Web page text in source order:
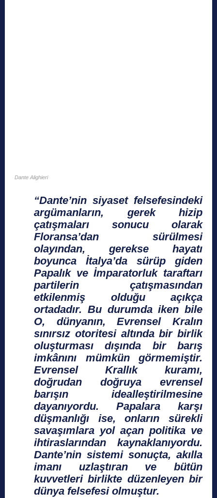
Dante Alighieri
“Dante’nin siyaset felsefesindeki
argümanların, gerek hizip
çatışmaları sonucu olarak
Floransa’dan sürülmesi
olayından, gerekse hayatı
boyunca İtalya’da sürüp giden
Papalık ve İmparatorluk taraftarı
partilerin çatışmasından
etkilenmiş olduğu açıkça
ortadadır. Bu durumda iken bile
O, dünyanın, Evrensel Kralın
sınırsız otoritesi altında bir birlik
oluşturması dışında bir barış
imkânını mümkün görmemiştir.
Evrensel Krallık kuramı,
doğrudan doğruya evrensel
barışın idealleştirilmesine
dayanıyordu. Papalara karşı
düşmanlığı ise, onların sürekli
savaşımlara yol açan politika ve
ihtiraslarından kaynaklanıyordu.
Dante’nin sistemi sonuçta, akılla
imanı uzlaştıran ve bütün
kuvvetleri birlikte düzenleyen bir
dünya felsefesi olmuştur.